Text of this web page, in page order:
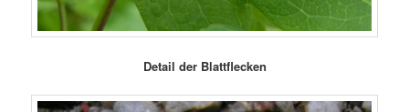
Detail der Blattflecken